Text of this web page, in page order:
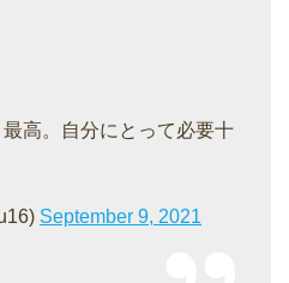
高。自分にとって必要十
September 9, 2021